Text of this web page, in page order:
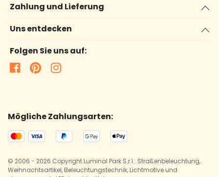
Zahlung und Lieferung
Uns entdecken
Folgen Sie uns auf:
Mögliche Zahlungsarten:
© 2006 - 2026 Copyright Luminal Park S.r.l.: Straßenbeleuchtung,
Weihnachtsartikel, Beleuchtungstechnik, Lichtmotive und